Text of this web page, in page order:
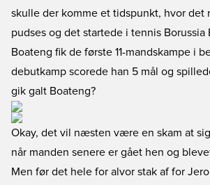
skulle der komme et tidspunkt, hvor det
pudses og det startede i tennis Borussia
Boateng fik de første 11-mandskampe i
debutkamp scorede han 5 mål og
gik galt Boateng?
Okay, det vil næsten være en skam at
når manden senere er gået hen og
Men før det hele for alvor stak af for